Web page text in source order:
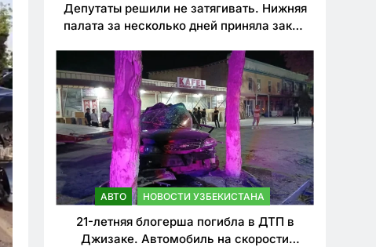
Депутаты решили не затягивать. Нижняя
палата за несколько дней приняла закон
нарушителей ПДД
АВТО НОВОСТИ УЗБЕКИСТАНА
21-летняя блогерша погибла в ДТП в
Джизаке. Автомобиль на скорости